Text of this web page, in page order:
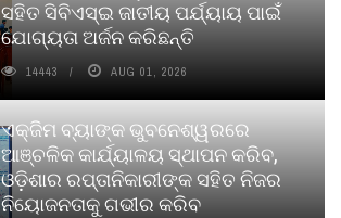
ସହିତ ସିବିଏସ୍ଇ ଜାତୀୟ ପର୍ଯ୍ୟାୟ ପାଇଁ
ଯୋଗ୍ୟତା ଅର୍ଜନ କରିଛନ୍ତି
14443 AUG 01, 2026
ଏକ୍ଜିମ ବ୍ୟାଙ୍କ ଭୁବନେଶ୍ୱରରେ
ଆଞ୍ଚଳିକ କାର୍ଯ୍ୟାଳୟ ସ୍ଥାପନ କରିବ,
ଓଡ଼ିଶାର ରପ୍ତାନିକାରୀଙ୍କ ସହିତ ନିଜର
ନିୟୋଜନତାକୁ ଗଭୀର କରିବ